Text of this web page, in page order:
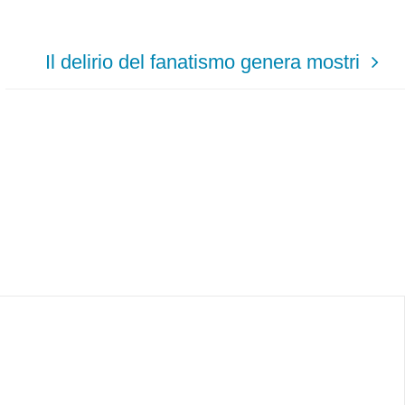
Il delirio del fanatismo genera mostri